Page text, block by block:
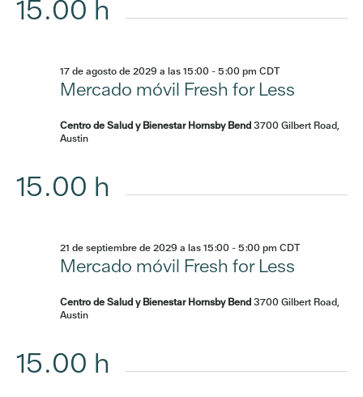
15.00 h
Mercado móvil Fresh for Less
17 de agosto de 2029 a las 15:00-5:00 pm CDT
Centro de Salud y Bienestar Hornsby Bend3700 Gilbert Road,
Austin
15.00 h
Mercado móvil Fresh for Less
21 de septiembre de 2029 a las 15:00-5:00 pm CDT
Centro de Salud y Bienestar Hornsby Bend3700 Gilbert Road,
Austin
15.00 h